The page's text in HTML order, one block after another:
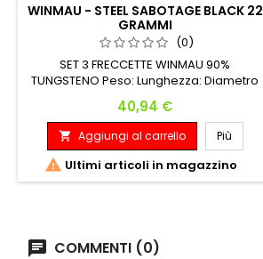
WINMAU - STEEL SABOTAGE BLACK 22
GRAMMI
(0)
SET 3 FRECCETTE WINMAU 90%
TUNGSTENO Peso: Lunghezza: Diametro
Prezzo
40,94 €
 Aggiungi al carrello Più
 Ultimi articoli in magazzino
COMMENTI (0)